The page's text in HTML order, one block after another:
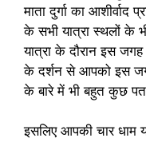
माता दुर्गा का
के सभी यात्रा स्थलों के
यात्रा के दौरान इस
के दर्शन से आपको इस
के बारे में भी बहुत कुछ
इसलिए आपकी चार धाम